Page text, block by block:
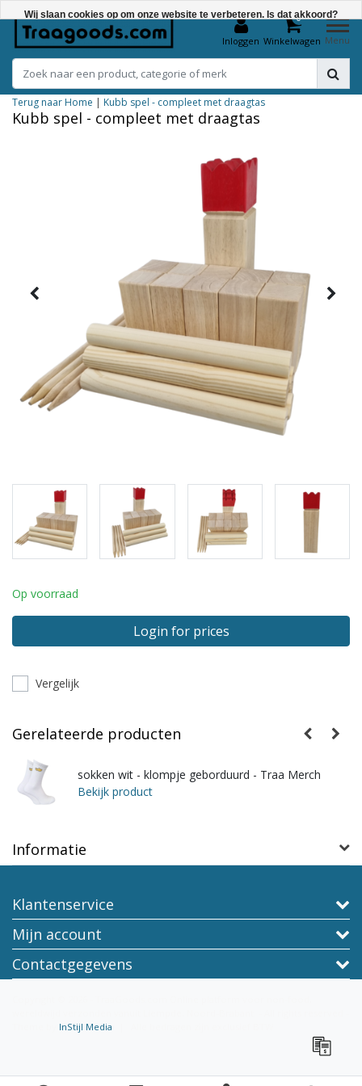
Inloggen
0
Winkelwagen Menu
Terug naar Home | Kubb spel - compleet met draagtas
Kubb spel - compleet met draagtas
Op voorraad
Login for prices
Vergelijk
Gerelateerde producten
sokken wit - klompje geborduurd - Traa Merch
Bekijk product
Informatie
Klantenservice
Mijn account
Contactgegevens
InStijl Media
Wij slaan cookies op om onze website te verbeteren. Is dat akkoord?
Nee
Meer over cookies »